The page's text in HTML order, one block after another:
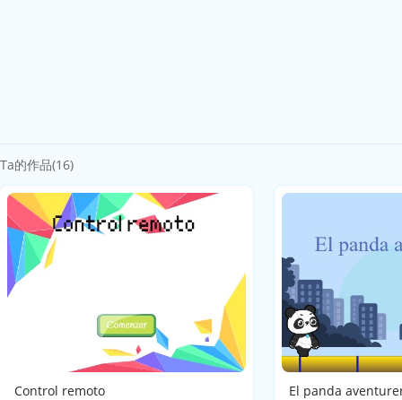
Ta的作品(16)
Control remoto El panda